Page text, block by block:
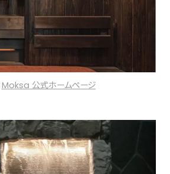
Moksa 公式ホームページ